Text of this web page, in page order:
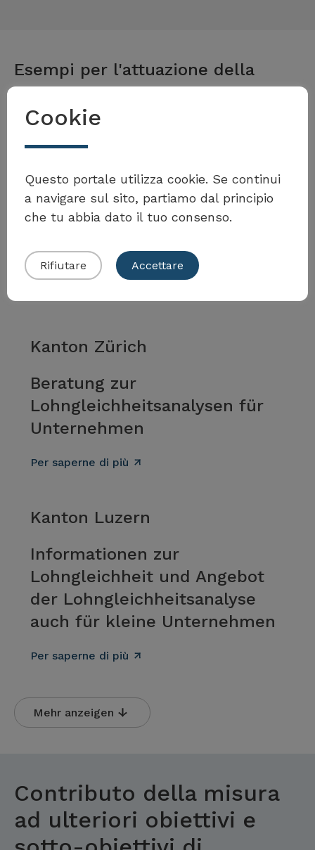
Volete partecipare al
Toolbox?
Esempi per l'attuazione della
Kanton Waadt
Workshops für HR-
Lohngleichheit
Kanton Zürich
Beratung zur
Lohngleichheitsanalysen für
Unternehmen
Per saperne di più
Kanton Luzern
Informationen zur
Lohngleichheit und Angebot
der Lohngleichheitsanalyse
auch für kleine Unternehmen
Per saperne di più
Mehr anzeigen
Contributo della misura
ad ulteriori obiettivi e
Cookie
Questo portale utilizza cookie. Se continui
a navigare sul sito, partiamo dal principio
che tu abbia dato il tuo consenso.
Rifiutare Accettare